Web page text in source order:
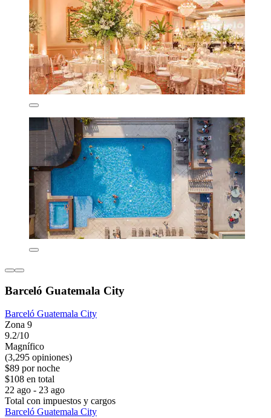
Barceló Guatemala City
Barceló Guatemala City
Zona 9
9.2/10
Magnífico
(3,295 opiniones)
$89 por noche
$108 en total
22 ago - 23 ago
Total con impuestos y cargos
Barceló Guatemala City